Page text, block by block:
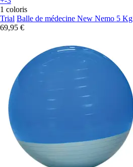
1 coloris
Trial Balle de médecine New Nemo 5 Kg
69,95 €